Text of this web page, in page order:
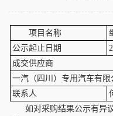
项目名称
公示起止日期
成交供应商
一汽（四川）专用汽车有限
联系人
如对采购结果公示有异